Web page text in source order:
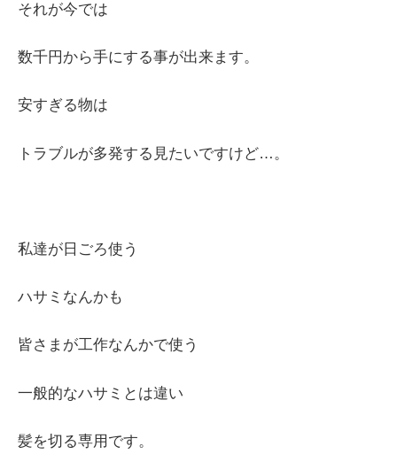
それが今では
数千円から手にする事が出来ます。
安すぎる物は
トラブルが多発する見たいですけど…。
私達が日ごろ使う
ハサミなんかも
皆さまが工作なんかで使う
一般的なハサミとは違い
髪を切る専用です。